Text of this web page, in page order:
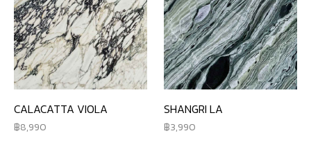
CALACATTA VIOLA
8,990
SHANGRI LA
3,990